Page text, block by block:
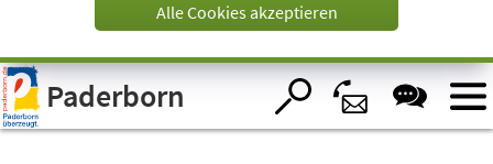
Visuelle
Assistenzsoftware
öffnen.
Alle Cookies akzeptieren
Paderborn